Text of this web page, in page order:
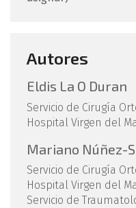
Autores
Eldis La O Duran
Servicio de Cirugía
Hospital Virgen del
Mariano Núñez-
Servicio de Cirugía
Hospital Virgen del
Servicio de